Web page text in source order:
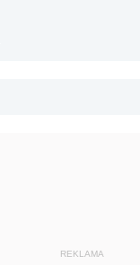
REKLAMA